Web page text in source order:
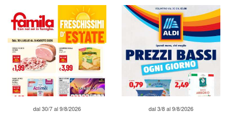
dal 30/7 al 9/8/2026 dal 3/8 al 9/8/2026